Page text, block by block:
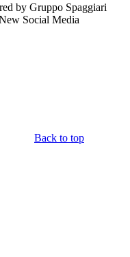
by Gruppo Spaggiari
Social Media
Back to top